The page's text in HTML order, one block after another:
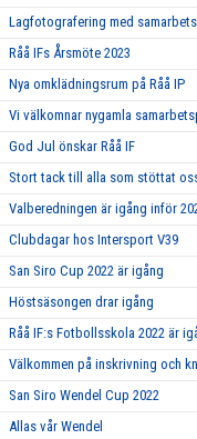
Lagfotografering med
Råå IFs Årsmöte 2023
Nya omklädningsrum på Råå IP
Vi välkomnar nygamla
God Jul önskar Råå IF
Stort tack till alla som stöttat
Valberedningen är igång inför
Clubdagar hos Intersport V39
San Siro Cup 2022 är igång
Höstsäsongen drar igång
Råå IF:s Fotbollsskola 2022 är
Välkommen på inskrivning och
San Siro Wendel Cup 2022
Allas vår Wendel